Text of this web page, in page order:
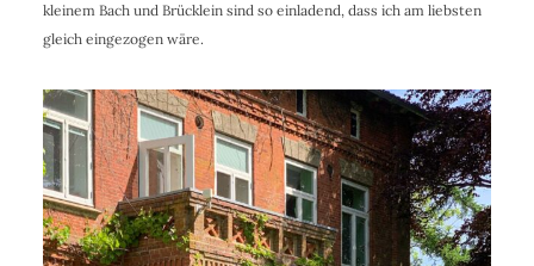
kleinem Bach und Brücklein sind so einladend, dass ich am liebsten
gleich eingezogen wäre.